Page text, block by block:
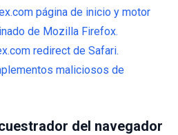
página de inicio y motor
de Mozilla Firefox.
redirect de Safari.
maliciosos de
del navegador